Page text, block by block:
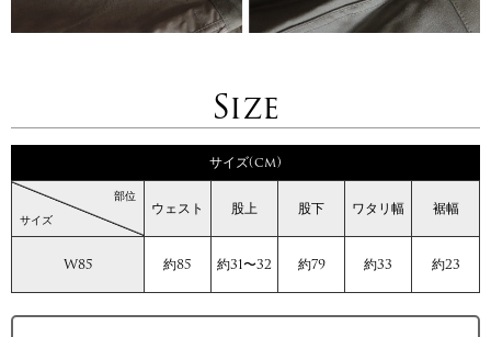
Size
サイズ(cm)
サイズ
部位
ウェスト 股上 股下 ワタリ幅 裾幅
W85 約85 約31〜32 約79 約33 約23